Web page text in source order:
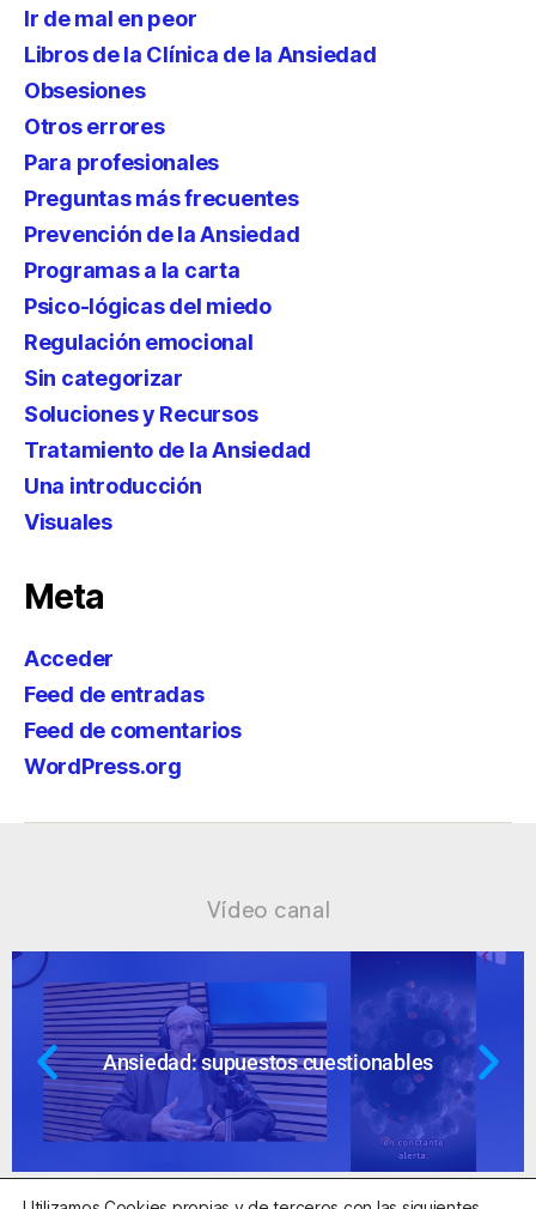
Ir de mal en peor
Libros de la Clínica de la Ansiedad
Obsesiones
Otros errores
Para profesionales
Preguntas más frecuentes
Prevención de la Ansiedad
Programas a la carta
Psico-lógicas del miedo
Regulación emocional
Sin categorizar
Soluciones y Recursos
Tratamiento de la Ansiedad
Una introducción
Visuales
Meta
Acceder
Feed de entradas
Feed de comentarios
WordPress.org
Vídeo canal
Ansiedad: supuestos cuestionables